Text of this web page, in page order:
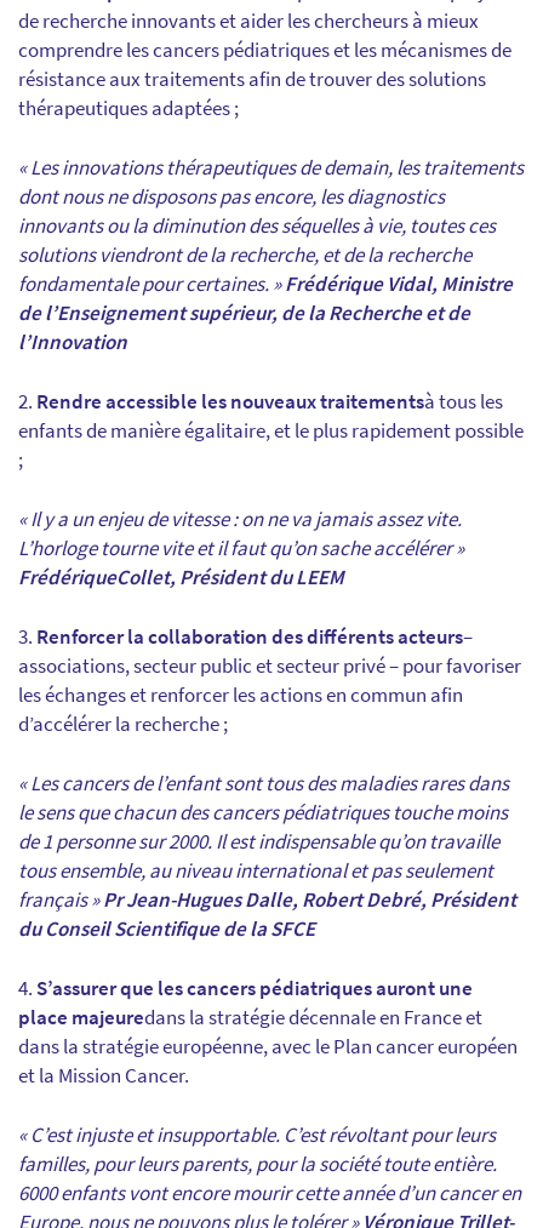
de recherche innovants et aider les chercheurs à mieux
comprendre les cancers pédiatriques et les mécanismes de
résistance aux traitements afin de trouver des solutions
thérapeutiques adaptées ;
« Les innovations thérapeutiques de demain, les traitements
dont nous ne disposons pas encore, les diagnostics
innovants ou la diminution des séquelles à vie, toutes ces
solutions viendront de la recherche, et de la recherche
fondamentale pour certaines. »Frédérique Vidal, Ministre
de l’Enseignement supérieur, de la Recherche et de
l’Innovation
Rendre accessible les nouveaux traitementsà tous les
enfants de manière égalitaire, et le plus rapidement possible
;
« Il y a un enjeu de vitesse : on ne va jamais assez vite.
L’horloge tourne vite et il faut qu’on sache accélérer »
FrédériqueCollet, Président du LEEM
Renforcer la collaboration des différents acteurs–
associations, secteur public et secteur privé – pour favoriser
les échanges et renforcer les actions en commun afin
d’accélérer la recherche ;
« Les cancers de l’enfant sont tous des maladies rares dans
le sens que chacun des cancers pédiatriques touche moins
de 1 personne sur 2000. Il est indispensable qu’on travaille
tous ensemble, au niveau international et pas seulement
français »Pr Jean-Hugues Dalle, Robert Debré, Président
du Conseil Scientifique de la SFCE
S’assurer que les cancers pédiatriques auront une
place majeuredans la stratégie décennale en France et
dans la stratégie européenne, avec le Plan cancer européen
et la Mission Cancer.
« C’est injuste et insupportable. C’est révoltant pour leurs
familles, pour leurs parents, pour la société toute entière.
6000 enfants vont encore mourir cette année d’un cancer en
Europe, nous ne pouvons plus le tolérer »Véronique Trillet-